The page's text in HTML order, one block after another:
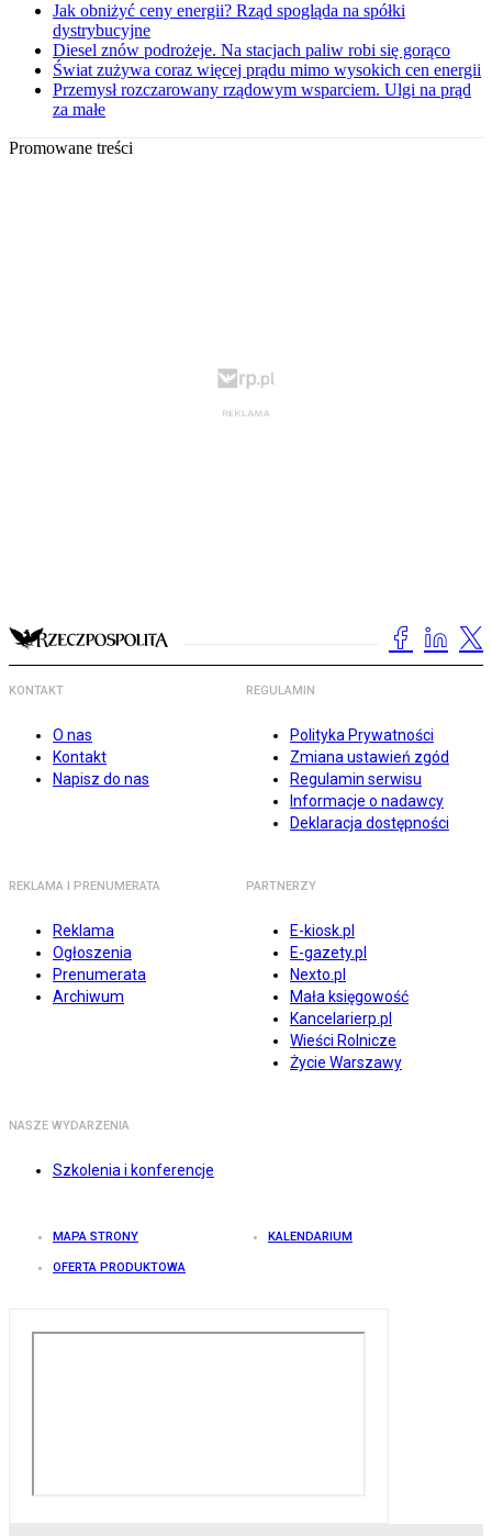
Jak obniżyć ceny energii? Rząd spogląda na spółki
dystrybucyjne
Diesel znów podrożeje. Na stacjach paliw robi się gorąco
Świat zużywa coraz więcej prądu mimo wysokich cen energii
Przemysł rozczarowany rządowym wsparciem. Ulgi na prąd
za małe
Promowane treści
KONTAKT
O nas
Kontakt
Napisz do nas
REGULAMIN
Polityka Prywatności
Zmiana ustawień zgód
Regulamin serwisu
Informacje o nadawcy
Deklaracja dostępności
REKLAMA I PRENUMERATA
Reklama
Ogłoszenia
Prenumerata
Archiwum
PARTNERZY
E-kiosk.pl
E-gazety.pl
Nexto.pl
Mała księgowość
Kancelarierp.pl
Wieści Rolnicze
Życie Warszawy
NASZE WYDARZENIA
Szkolenia i konferencje
MAPA STRONY KALENDARIUM
OFERTA PRODUKTOWA